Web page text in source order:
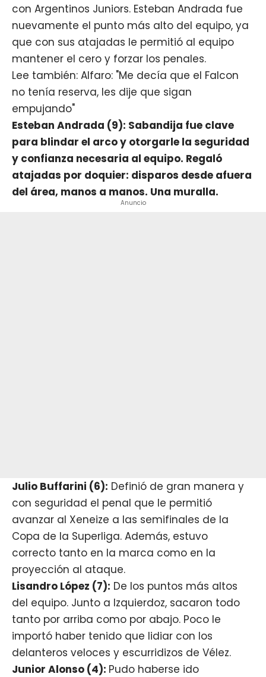
con Argentinos Juniors. Esteban Andrada fue
nuevamente el punto más alto del equipo, ya
que con sus atajadas le permitió al equipo
mantener el cero y forzar los penales.
Lee también: Alfaro: "Me decía que el Falcon
no tenía reserva, les dije que sigan
empujando"
Esteban Andrada (9): Sabandija fue clave
para blindar el arco y otorgarle la seguridad
y confianza necesaria al equipo. Regaló
atajadas por doquier: disparos desde afuera
del área, manos a manos. Una muralla.
Anuncio
Julio Buffarini (6): Definió de gran manera y
con seguridad el penal que le permitió
avanzar al Xeneize a las semifinales de la
Copa de la Superliga. Además, estuvo
correcto tanto en la marca como en la
proyección al ataque.
Lisandro López (7): De los puntos más altos
del equipo. Junto a Izquierdoz, sacaron todo
tanto por arriba como por abajo. Poco le
importó haber tenido que lidiar con los
delanteros veloces y escurridizos de Vélez.
Junior Alonso (4): Pudo haberse ido